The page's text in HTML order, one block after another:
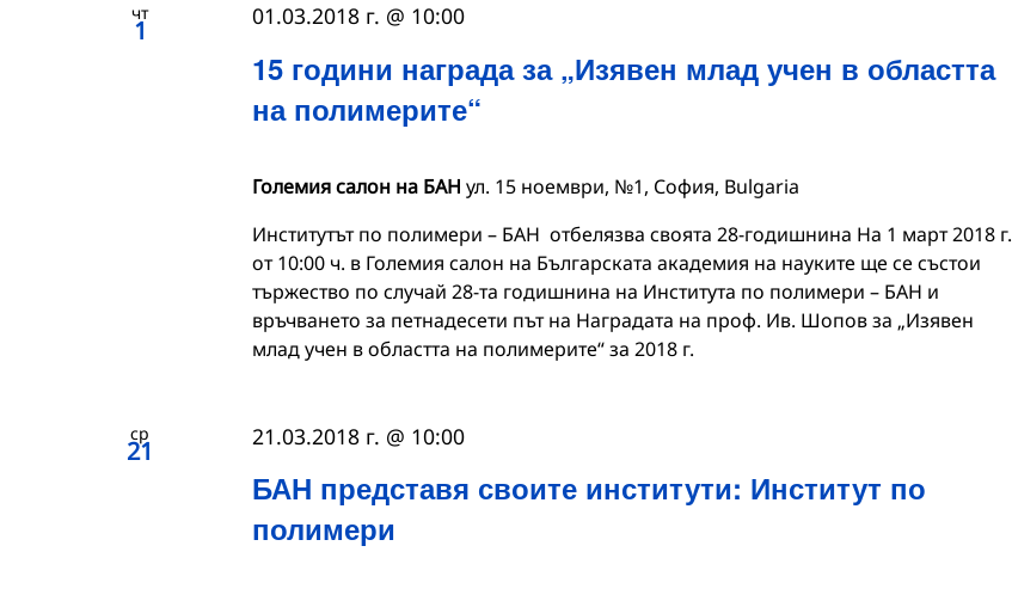
чт
1
15 години награда за „Изявен млад учен в областта
на полимерите“
01.03.2018 г. @ 10:00
Големия салон на БАН ул. 15 ноември, №1, София, Bulgaria
Институтът по полимери – БАН отбелязва своята 28-годишнина На 1 март 2018 г.
от 10:00 ч. в Големия салон на Българската академия на науките ще се състои
тържество по случай 28-та годишнина на Института по полимери – БАН и
връчването за петнадесети път на Наградата на проф. Ив. Шопов за „Изявен
млад учен в областта на полимерите“ за 2018 г.
ср
21
БАН представя своите институти: Институт по
полимери
21.03.2018 г. @ 10:00